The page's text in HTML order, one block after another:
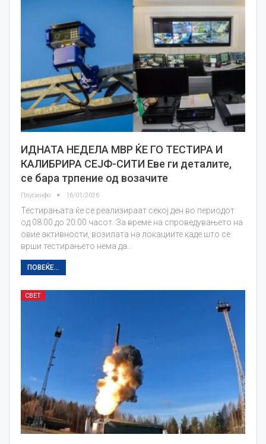
ИДНАТА НЕДЕЛА МВР ЌЕ ГО ТЕСТИРА И
КАЛИБРИРА СЕЈФ-СИТИ Еве ги деталите,
се бара трпение од возачите
Плусинфо 16/01/2026
Тестирањата ќе се реализираат секој ден во периодот
од 08:00 до 20:00 часот. За време на спроведувањето на
овие активности, возилата на локациите каде што се
врши тестирањето нема да…
ПОВЕЌЕ...
СВЕТ